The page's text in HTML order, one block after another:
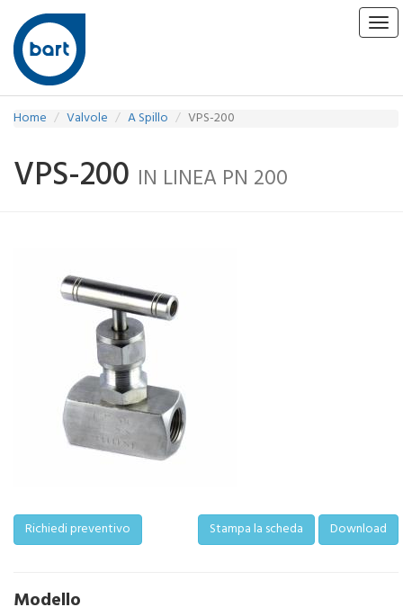
Home Valvole A Spillo VPS-200
VPS-200 IN LINEA PN 200
Richiedi preventivo Stampa la scheda Download
Modello